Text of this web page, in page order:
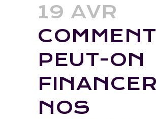
19 AVR
COMMENT
PEUT-ON
FINANCER
NOS